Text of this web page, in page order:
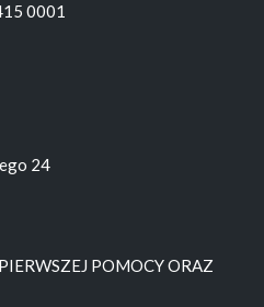
0001
24
POMOCY ORAZ